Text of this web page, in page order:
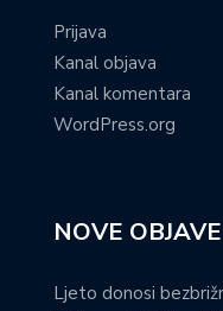
Prijava
Kanal objava
Kanal komentara
WordPress.org
NOVE OBJAVE
Ljeto donosi